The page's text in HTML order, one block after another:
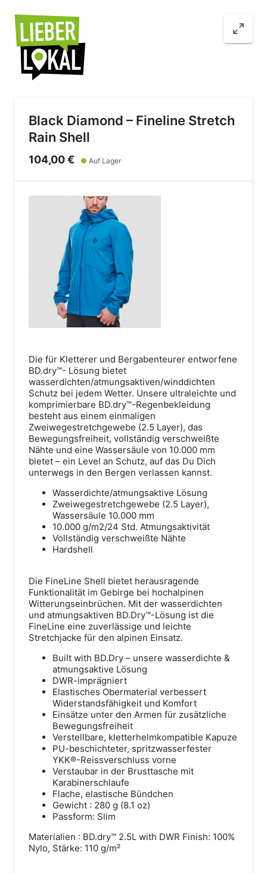
Bahnhofstraße 18
87527 Sonthofen
Route anzeigen
Black Diamond – Fineline Stretch
Rain Shell
104,00 € ● Auf Lager
Die für Kletterer und Bergabenteurer entworfene
BD.dry™- Lösung bietet
wasserdichten/atmungsaktiven/winddichten
Schutz bei jedem Wetter. Unsere ultraleichte und
komprimierbare BD.dry™-Regenbekleidung
besteht aus einem einmaligen
Zweiwegestretchgewebe (2.5 Layer), das
Bewegungsfreiheit, vollständig verschweißte
Nähte und eine Wassersäule von 10.000 mm
bietet – ein Level an Schutz, auf das Du Dich
unterwegs in den Bergen verlassen kannst.
Wasserdichte/atmungsaktive Lösung
Zweiwegestretchgewebe (2.5 Layer),
Wassersäule 10.000 mm
10.000 g/m2/24 Std. Atmungsaktivität
Vollständig verschweißte Nähte
Hardshell
Die FineLine Shell bietet herausragende
Funktionalität im Gebirge bei hochalpinen
Witterungseinbrüchen. Mit der wasserdichten
und atmungsaktiven BD.Dry™-Lösung ist die
FineLine eine zuverlässige und leichte
Stretchjacke für den alpinen Einsatz.
Built with BD.Dry – unsere wasserdichte &
atmungsaktive Lösung
DWR-imprägniert
Elastisches Obermaterial verbessert
Widerstandsfähigkeit und Komfort
Einsätze unter den Armen für zusätzliche
Bewegungsfreiheit
Verstellbare, kletterhelmkompatible Kapuze
PU-beschichteter, spritzwasserfester
YKK®-Reissverschluss vorne
Verstaubar in der Brusttasche mit
Karabinerschlaufe
Flache, elastische Bündchen
Gewicht : 280 g (8.1 oz)
Passform: Slim
Materialien : BD.dry™ 2.5L with DWR Finish: 100%
Nylo, Stärke: 110 g/m²